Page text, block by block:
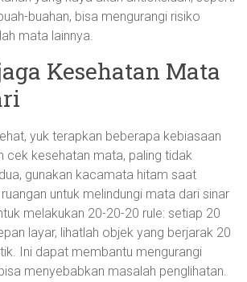
buahan, bisa mengurangi risiko
mata lainnya.
Kesehatan Mata
yuk terapkan beberapa kebiasaan
cek kesehatan mata, paling tidak
gunakan kacamata hitam saat
untuk melindungi mata dari sinar
melakukan 20-20-20 rule: setiap 20
layar, lihatlah objek yang berjarak 20
Ini dapat membantu mengurangi
menyebabkan masalah penglihatan.